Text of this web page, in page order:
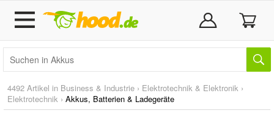
4492 Artikel in Business & Industrie › Elektrotechnik & Elektronik ›
Elektrotechnik › Akkus, Batterien & Ladegeräte